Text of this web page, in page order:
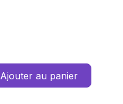
Ajouter au panier